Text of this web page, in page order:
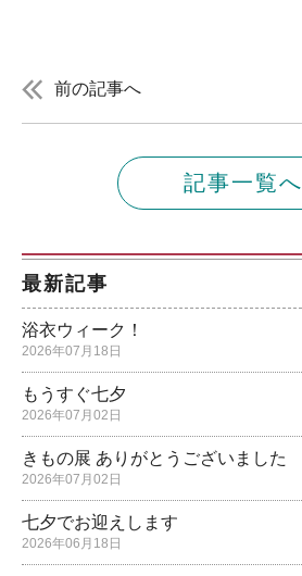
前の記事へ
記事一覧へ
最新記事
浴衣ウィーク！
2026年07月18日
もうすぐ七夕
2026年07月02日
きもの展 ありがとうございました
2026年07月02日
七夕でお迎えします
2026年06月18日